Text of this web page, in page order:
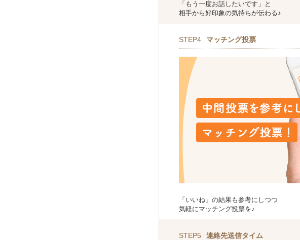
「もう一度お話したいです」と
相手から好印象の気持ちが伝わる♪
STEP4 マッチング投票
「いいね」の結果も参考にしつつ
気軽にマッチング投票を♪
STEP5 連絡先送信タイム